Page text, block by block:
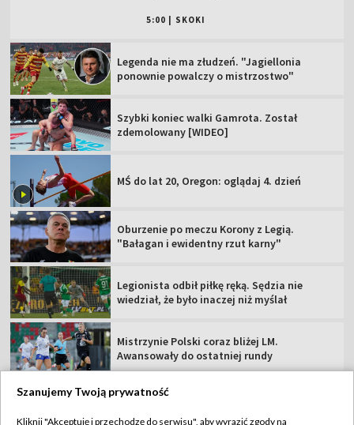
5:00 SKOKI
Legenda nie ma złudzeń. "Jagiellonia
ponownie powalczy o mistrzostwo"
Szybki koniec walki Gamrota. Został
zdemolowany [WIDEO]
MŚ do lat 20, Oregon: oglądaj 4. dzień
Oburzenie po meczu Korony z Legią.
"Bałagan i ewidentny rzut karny"
Legionista odbił piłkę ręką. Sędzia nie
wiedział, że było inaczej niż myślał
Mistrzynie Polski coraz bliżej LM.
Awansowały do ostatniej rundy
Szanujemy Twoją prywatność
Kliknij "Akceptuję i przechodzę do serwisu", aby wyrazić zgody na